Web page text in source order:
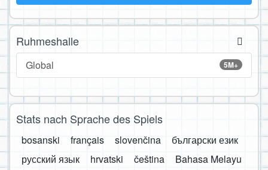
Ruhmeshalle
5M+
Global
Stats nach Sprache des Spiels
bosanski français slovenčina
български език
русский язык
hrvatski čeština
Bahasa Melayu